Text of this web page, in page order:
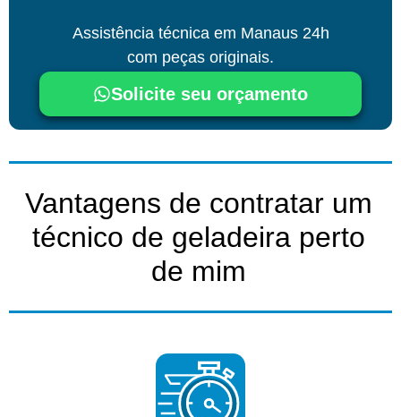
Assistência técnica em Manaus24h
com peças originais.
Solicite seu orçamento
Vantagens de contratar um
técnico de geladeira perto
de mim